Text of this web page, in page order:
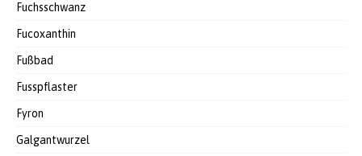
Fuchsschwanz
Fucoxanthin
Fußbad
Fusspflaster
Fyron
Galgantwurzel